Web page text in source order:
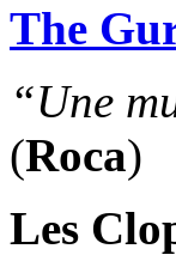
The
“Une
(Roca)
Les